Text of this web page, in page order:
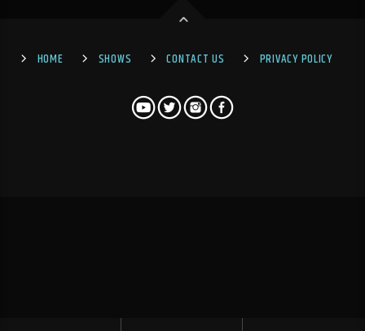
HOME SHOWS CONTACT US PRIVACY POLICY